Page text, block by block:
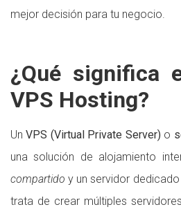
mejor decisión para tu negocio.
¿Qué significa
VPS Hosting?
UnVPS (Virtual Private Server)o
una solución de alojamiento
compartido y un servidor
trata de crear múltiples